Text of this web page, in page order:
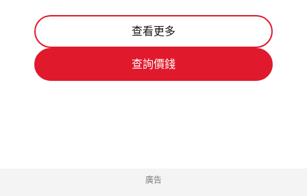
查看更多
查詢價錢
廣告